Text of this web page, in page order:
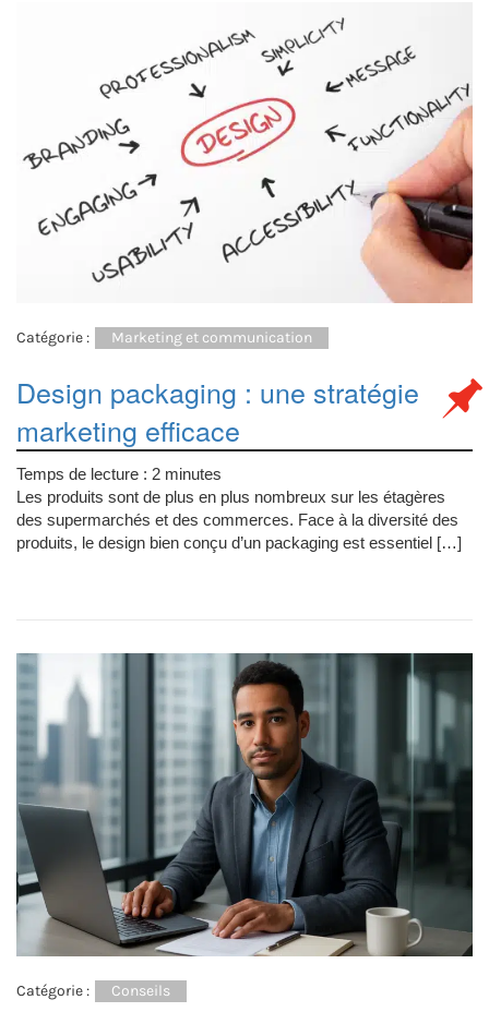
Catégorie : Marketing et communication
Design packaging : une stratégie
marketing efficace
Temps de lecture : 2 minutes
Les produits sont de plus en plus nombreux sur les étagères
des supermarchés et des commerces. Face à la diversité des
produits, le design bien conçu d’un packaging est essentiel […]
Catégorie : Conseils